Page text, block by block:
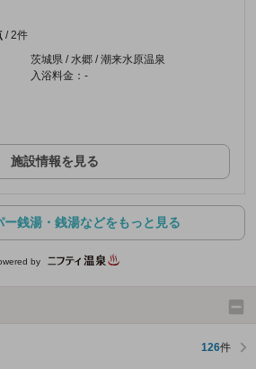
/ 2件
茨城県 / 水郷 / 潮来水原温泉
入浴料金：-
施設情報を見る
ー銭湯・銭湯などをもっと見る
by
126件